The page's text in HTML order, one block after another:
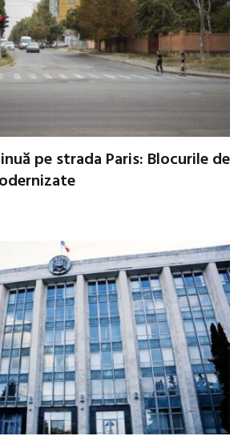
pe strada Paris: Blocurile de